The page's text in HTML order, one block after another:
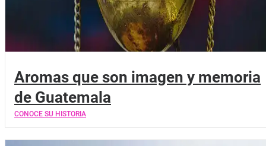
Aromas que son imagen y memoria
de Guatemala
CONOCE SU HISTORIA